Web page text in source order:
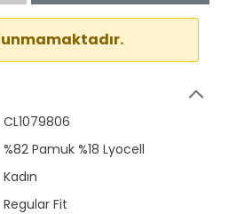
CL1079806
%82 Pamuk %18 Lyocell
Kadın
Regular Fit